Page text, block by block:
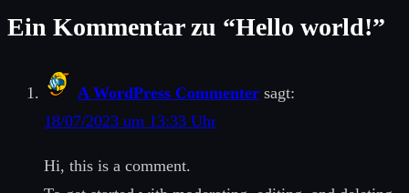
Ein Kommentar zu “Hello world!”
A WordPress Commenter sagt:
18/07/2023 um 13:33 Uhr
Hi, this is a comment.